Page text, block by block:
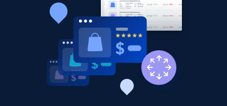
specified keywords
URL, Product id, Listing inventory id, Title, Rating,
Reviews count shop, Reviews count item, Initial
price, and more.
1.9K+ 322+ Commencer